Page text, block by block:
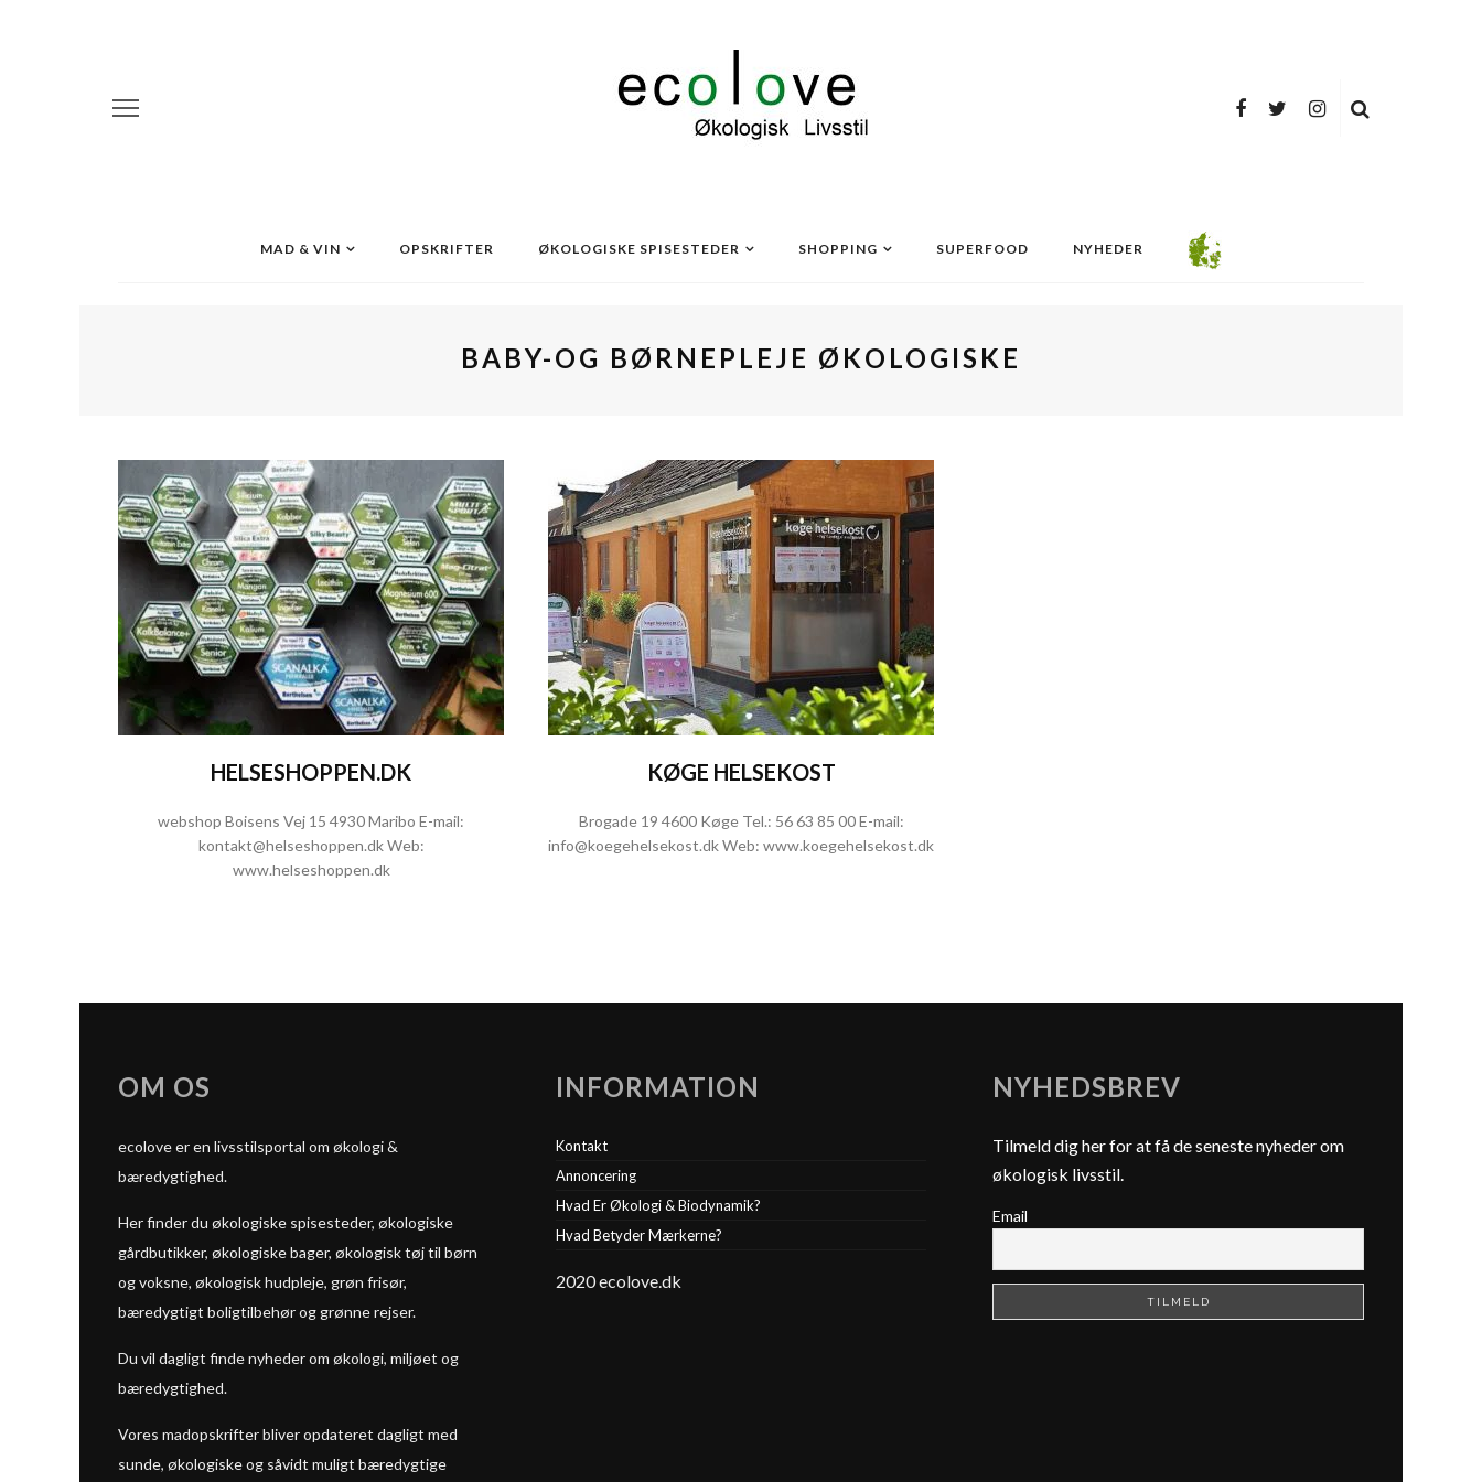
MAD & VIN OPSKRIFTER ØKOLOGISKE SPISESTEDER SHOPPING SUPERFOOD NYHEDER
BABY-OG BØRNEPLEJE ØKOLOGISKE
HELSESHOPPEN.DK
webshop Boisens Vej 15 4930 Maribo E-mail:
kontakt@helseshoppen.dk Web:
www.helseshoppen.dk
KØGE HELSEKOST
Brogade 19 4600 Køge Tel.: 56 63 85 00E-mail:
info@koegehelsekost.dkWeb: www.koegehelsekost.dk
OM OS
ecolove er en livsstilsportal om økologi &
bæredygtighed.
Her finder du økologiske spisesteder, økologiske
gårdbutikker, økologiske bager, økologisk tøj til børn
og voksne, økologisk hudpleje, grøn frisør,
bæredygtigt boligtilbehør og grønne rejser.
Du vil dagligt finde nyheder om økologi, miljøet og
bæredygtighed.
Vores madopskrifter bliver opdateret dagligt med
sunde, økologiske og såvidt muligt bæredygtige
INFORMATION
Kontakt
Annoncering
Hvad Er Økologi & Biodynamik?
Hvad Betyder Mærkerne?
2020 ecolove.dk
NYHEDSBREV
Tilmeld dig her for at få de seneste nyheder om
økologisk livsstil.
Email